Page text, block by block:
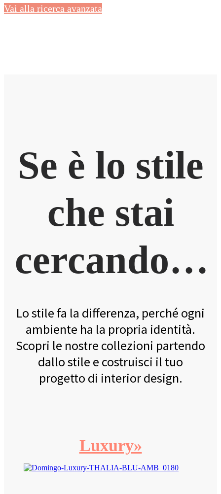
Vai alla ricerca avanzata
Se è lo stile
che stai
cercando…
Lo stile fa la differenza, perché ogni
ambiente ha la propria identità.
Scopri le nostre collezioni partendo
dallo stile e costruisci il tuo
progetto di interior design.
Luxury»